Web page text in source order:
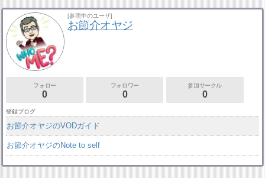
[参照中のユーザ]
お節介オヤジ
フォロー
0
フォロワー
0
参加サークル
0
登録ブログ
お節介オヤジのVODガイド
お節介オヤジのNote to self